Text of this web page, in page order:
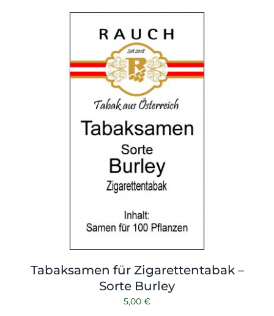
Tabaksamen für Zigarettentabak –
Sorte Burley
5,00 €